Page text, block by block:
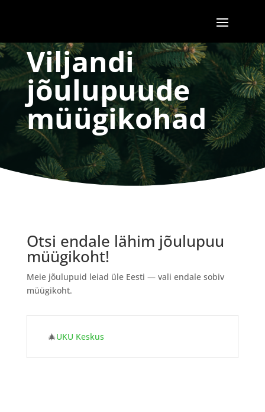
Viljandi
jõulupuude
müügikohad
Otsi endale lähim jõulupuu
müügikoht!
Meie jõulupuid leiad üle Eesti — vali endale sobiv
müügikoht.
🎄UKU Keskus